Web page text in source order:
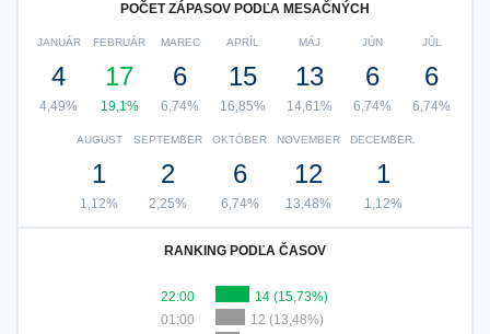
POČET ZÁPASOV PODĽA MESAČNÝCH
JANUÁR
4
4,49%
FEBRUÁR
17
19,1%
MAREC
6
6,74%
APRÍL
15
16,85%
MÁJ
13
14,61%
JÚN
6
6,74%
JÚL
6
6,74%
AUGUST
1
1,12%
SEPTEMBER
2
2,25%
OKTÓBER
6
6,74%
NOVEMBER
12
13,48%
DECEMBER.
1
1,12%
RANKING PODĽA ČASOV
22:00
14 (15,73%)
01:00
12 (13,48%)